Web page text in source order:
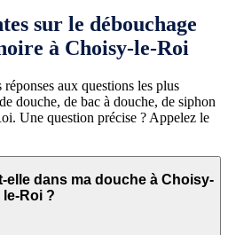
sur le débouchage
à Choisy-le-Roi
aux questions les plus
douche, de bac à douche, de siphon
Une question précise ? Appelez le
elle dans ma douche à Choisy-
le-Roi ?